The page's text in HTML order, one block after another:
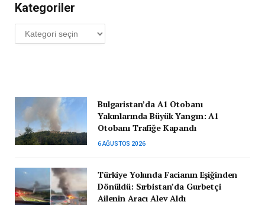
Kategoriler
Kategoriler
Bulgaristan’da A1 Otobanı
Yakınlarında Büyük Yangın: A1
Otobanı Trafiğe Kapandı
6 AĞUSTOS 2026
Türkiye Yolunda Facianın Eşiğinden
Dönüldü: Sırbistan’da Gurbetçi
Ailenin Aracı Alev Aldı